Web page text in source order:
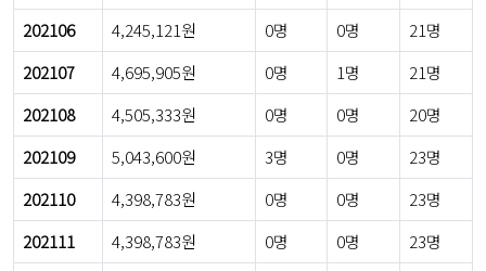
202106
4,245,121원 0명 0명
21명
202107
4,695,905원 0명 1명
21명
202108
4,505,333원 0명 0명
20명
202109
5,043,600원 3명 0명
23명
202110
4,398,783원 0명 0명
23명
202111
4,398,783원 0명 0명
23명